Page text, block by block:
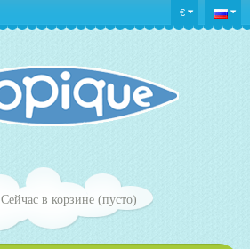
€
Сейчас в корзине (пусто)